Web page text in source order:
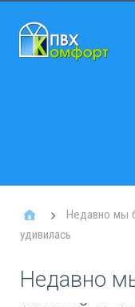
Недавно мы
удивилась
Недавно